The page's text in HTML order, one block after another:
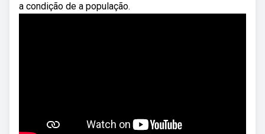
a condição de a população.